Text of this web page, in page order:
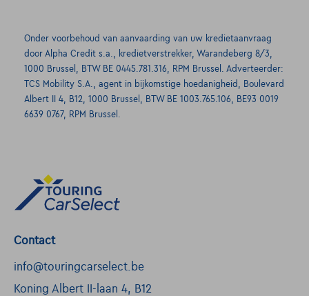
Onder voorbehoud van aanvaarding van uw kredietaanvraag
door Alpha Credit s.a., kredietverstrekker, Warandeberg 8/3,
1000 Brussel, BTW BE 0445.781.316, RPM Brussel. Adverteerder:
TCS Mobility S.A., agent in bijkomstige hoedanigheid, Boulevard
Albert II 4, B12, 1000 Brussel, BTW BE 1003.765.106, BE93 0019
6639 0767, RPM Brussel.
Contact
info@touringcarselect.be
Koning Albert II-laan 4, B12